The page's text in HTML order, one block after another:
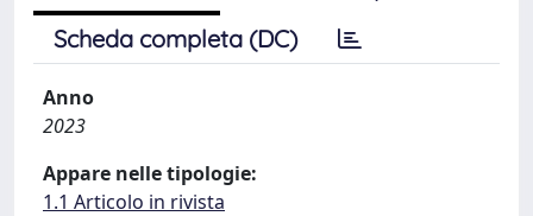
Scheda completa (DC)
Anno
2023
Appare nelle tipologie:
1.1 Articolo in rivista